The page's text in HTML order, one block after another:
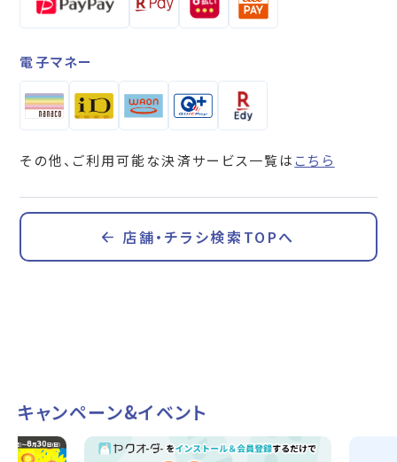
電子マネー
その他、ご利用可能な決済サービス一覧は こちら
店舗・チラシ検索TOPへ
キャンペーン&イベント